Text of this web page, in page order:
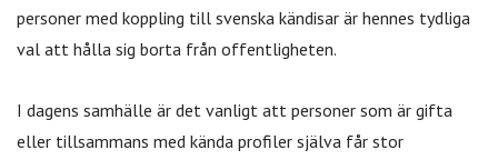
personer med koppling till svenska kändisar är hennes tydliga
val att hålla sig borta från offentligheten.
I dagens samhälle är det vanligt att personer som är gifta
eller tillsammans med kända profiler själva får stor